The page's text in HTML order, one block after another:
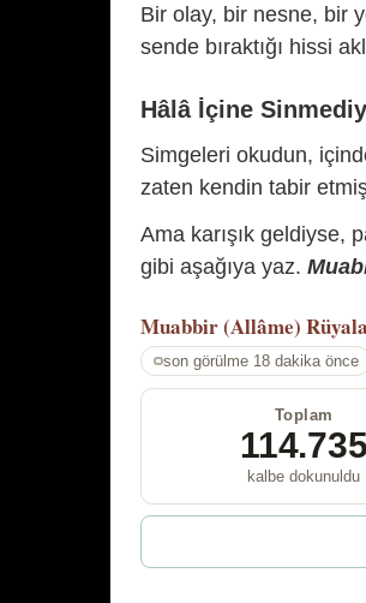
Bir olay, bir nesne, bir
sende bıraktığı hissi
Hâlâ İçine
Simgeleri okudun,
zaten kendin tabir
Ama karışık geldiyse,
gibi aşağıya yaz.
Muabbir (Allâme)
son görülme 18 dakika önce
Toplam
114.735
kalbe dokunuldu